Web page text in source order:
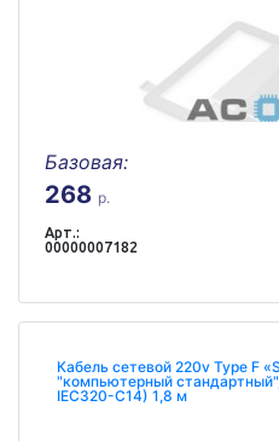
Базовая:
268 р.
Арт.:
00000007182
Кабель сетевой 220v Type F
"компьютерный
IEC320-C14) 1,8 м